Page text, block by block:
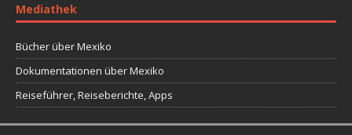
Mediathek
Bücher über Mexiko
Dokumentationen über Mexiko
Reiseführer, Reiseberichte, Apps